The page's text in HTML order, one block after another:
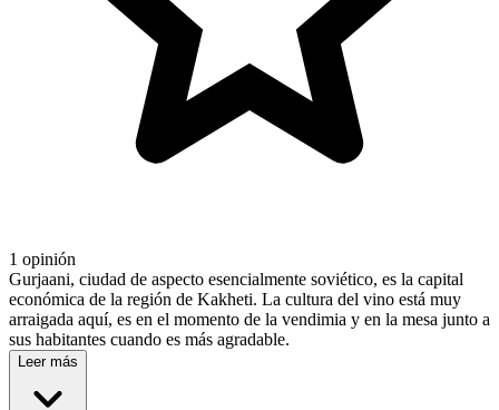
1 opinión
Gurjaani, ciudad de aspecto esencialmente soviético, es la capital
económica de la región de Kakheti. La cultura del vino está muy
arraigada aquí, es en el momento de la vendimia y en la mesa junto a
sus habitantes cuando es más agradable.
Leer más